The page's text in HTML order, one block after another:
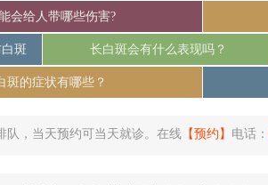
会给人带哪些伤害?
斑 长白斑会有什么表现吗？
斑的症状有哪些？
队，当天预约可当天就诊。在线 【预约】 电话：